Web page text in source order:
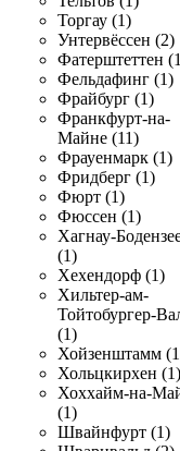
Торгау (1)
Унтервёссен (2)
Фатерштеттен
Фельдафинг (1)
Фрайбург (1)
Франкфурт-на-
Майне (11)
Фрауенмарк (1)
Фридберг (1)
Фюрт (1)
Фюссен (1)
Хагнау-
(1)
Хехендорф (1)
Хильтер-ам-
Тойтобургер-
(1)
Хойзенштамм
Хольцкирхен (1)
Хоххайм-на-
(1)
Швайнфурт (1)